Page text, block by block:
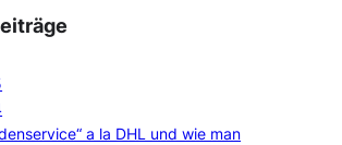
a la DHL und wie man